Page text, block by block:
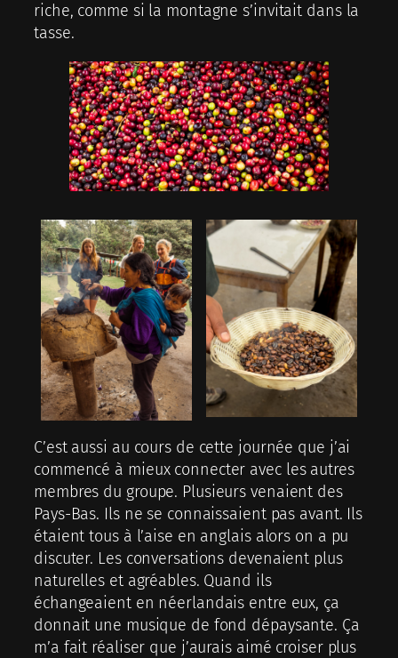
riche, comme si la montagne s’invitait dans la
tasse.
C’est aussi au cours de cette journée que j’ai
commencé à mieux connecter avec les autres
membres du groupe. Plusieurs venaient des
Pays-Bas. Ils ne se connaissaient pas avant. Ils
étaient tous à l’aise en anglais alors on a pu
discuter. Les conversations devenaient plus
naturelles et agréables. Quand ils
échangeaient en néerlandais entre eux, ça
donnait une musique de fond dépaysante. Ça
m’a fait réaliser que j’aurais aimé croiser plus